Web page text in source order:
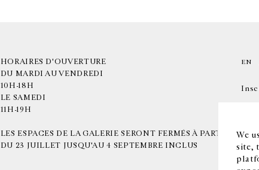
We
site,
HORAIRES D'OUVERTURE
DU MARDI AU VENDREDI
10H-18H
LE SAMEDI
11H-19H
LES ESPACES DE LA GALERIE SERONT FERMÉS À PARTIR
DU 23 JUILLET JUSQU'AU 4 SEPTEMBRE INCLUS
EN